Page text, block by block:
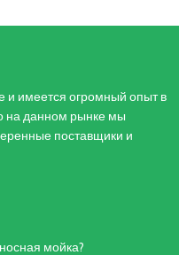
и имеется огромный опыт в
на данном рынке мы
поставщики и
мойка?